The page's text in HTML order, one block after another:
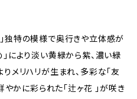
独特の模様で奥行きや立体感が
により淡い黄緑から紫、濃い緑
メリハリが生まれ、多彩な「友
やかに彩られた「辻ヶ花 」が咲き